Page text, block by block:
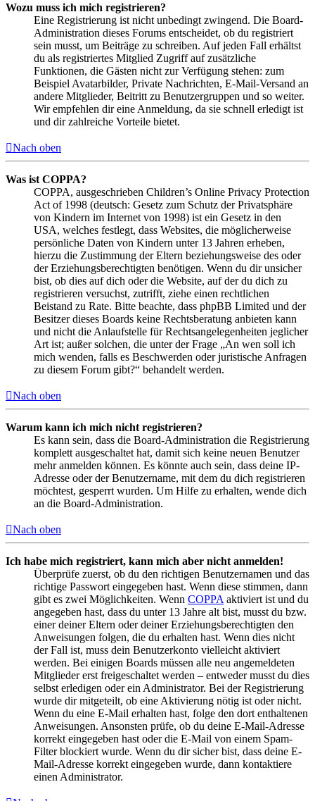
Wozu muss ich mich registrieren?
Eine Registrierung ist nicht unbedingt zwingend. Die Board-
Administration dieses Forums entscheidet, ob du registriert
sein musst, um Beiträge zu schreiben. Auf jeden Fall erhältst
du als registriertes Mitglied Zugriff auf zusätzliche
Funktionen, die Gästen nicht zur Verfügung stehen: zum
Beispiel Avatarbilder, Private Nachrichten, E-Mail-Versand an
andere Mitglieder, Beitritt zu Benutzergruppen und so weiter.
Wir empfehlen dir eine Anmeldung, da sie schnell erledigt ist
und dir zahlreiche Vorteile bietet.
Nach oben
Was ist COPPA?
COPPA, ausgeschrieben Children’s Online Privacy Protection
Act of 1998 (deutsch: Gesetz zum Schutz der Privatsphäre
von Kindern im Internet von 1998) ist ein Gesetz in den
USA, welches festlegt, dass Websites, die möglicherweise
persönliche Daten von Kindern unter 13 Jahren erheben,
hierzu die Zustimmung der Eltern beziehungsweise des oder
der Erziehungsberechtigten benötigen. Wenn du dir unsicher
bist, ob dies auf dich oder die Website, auf der du dich zu
registrieren versuchst, zutrifft, ziehe einen rechtlichen
Beistand zu Rate. Bitte beachte, dass phpBB Limited und der
Besitzer dieses Boards keine Rechtsberatung anbieten kann
und nicht die Anlaufstelle für Rechtsangelegenheiten jeglicher
Art ist; außer solchen, die unter der Frage „An wen soll ich
mich wenden, falls es Beschwerden oder juristische Anfragen
zu diesem Forum gibt?“ behandelt werden.
Nach oben
Warum kann ich mich nicht registrieren?
Es kann sein, dass die Board-Administration die Registrierung
komplett ausgeschaltet hat, damit sich keine neuen Benutzer
mehr anmelden können. Es könnte auch sein, dass deine IP-
Adresse oder der Benutzername, mit dem du dich registrieren
möchtest, gesperrt wurden. Um Hilfe zu erhalten, wende dich
an die Board-Administration.
Nach oben
Ich habe mich registriert, kann mich aber nicht anmelden!
Überprüfe zuerst, ob du den richtigen Benutzernamen und das
richtige Passwort eingegeben hast. Wenn diese stimmen, dann
gibt es zwei Möglichkeiten. Wenn COPPA aktiviert ist und du
angegeben hast, dass du unter 13 Jahre alt bist, musst du bzw.
einer deiner Eltern oder deiner Erziehungsberechtigten den
Anweisungen folgen, die du erhalten hast. Wenn dies nicht
der Fall ist, muss dein Benutzerkonto vielleicht aktiviert
werden. Bei einigen Boards müssen alle neu angemeldeten
Mitglieder erst freigeschaltet werden – entweder musst du dies
selbst erledigen oder ein Administrator. Bei der Registrierung
wurde dir mitgeteilt, ob eine Aktivierung nötig ist oder nicht.
Wenn du eine E-Mail erhalten hast, folge den dort enthaltenen
Anweisungen. Ansonsten prüfe, ob du deine E-Mail-Adresse
korrekt eingegeben hast oder die E-Mail von einem Spam-
Filter blockiert wurde. Wenn du dir sicher bist, dass deine E-
Mail-Adresse korrekt eingegeben wurde, dann kontaktiere
einen Administrator.